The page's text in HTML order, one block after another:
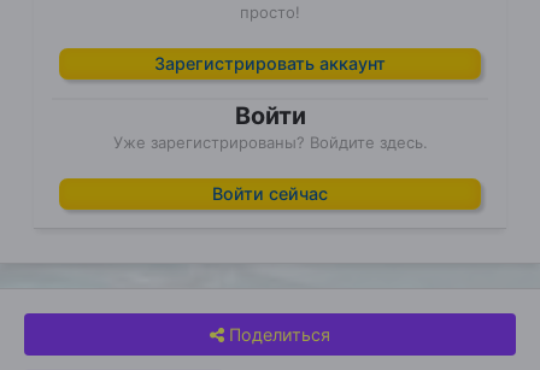
просто!
Зарегистрировать аккаунт
Войти
Уже зарегистрированы? Войдите здесь.
Войти сейчас
Поделиться